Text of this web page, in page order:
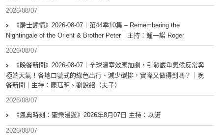
2026/08/07
《爵士鍾情》2026-08-07︱第44季10集 – Remembering the
Nightingale of the Orient & Brother Peter︱主持：鍾一諾 Roger
2026/08/07
《晚餐新聞》2026-08-07｜全球溫室效應加劇，引發嚴重氣候反常與
極端天氣！各地口號式的綠色出行、減少碳排，實際又做得到嗎？｜晚
餐新聞｜主持：陳珏明、劉銳紹（夫子）
2026/08/07
《恩典時刻：聖樂漫遊》2026年8月07日 主持：以諾
2026/08/07